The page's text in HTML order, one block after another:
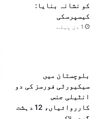
کو نشانہ بنایا:
کیسپرسکی
1 دن پہلے
بلوچستان میں
سیکیورٹی فورسز کی دو
انٹیلی جنس
کارروائیاں، 12 دہشت